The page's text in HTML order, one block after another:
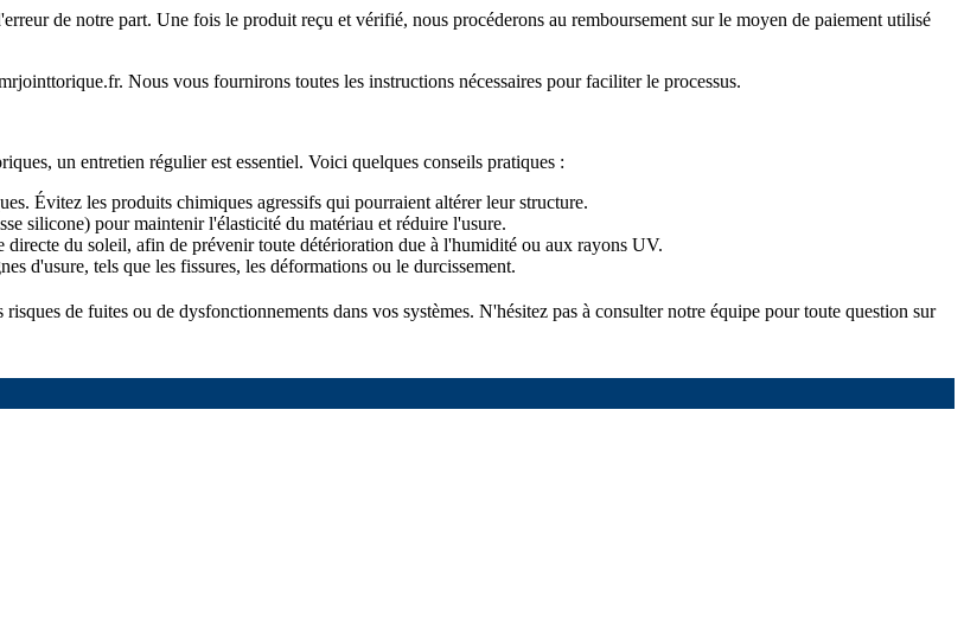
de notre part. Une fois le produit reçu et vérifié, nous procéderons au remboursement sur le moyen de paiement utilisé
. Nous vous fournirons toutes les instructions nécessaires pour faciliter le processus.
un entretien régulier est essentiel. Voici quelques conseils pratiques :
Évitez les produits chimiques agressifs qui pourraient altérer leur structure.
silicone) pour maintenir l'élasticité du matériau et réduire l'usure.
du soleil, afin de prévenir toute détérioration due à l'humidité ou aux rayons UV.
d'usure, tels que les fissures, les déformations ou le durcissement.
de fuites ou de dysfonctionnements dans vos systèmes. N'hésitez pas à consulter notre équipe pour toute question sur